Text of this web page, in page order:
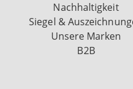
Nachhaltigkeit
Siegel &
Unsere Marken
B2B